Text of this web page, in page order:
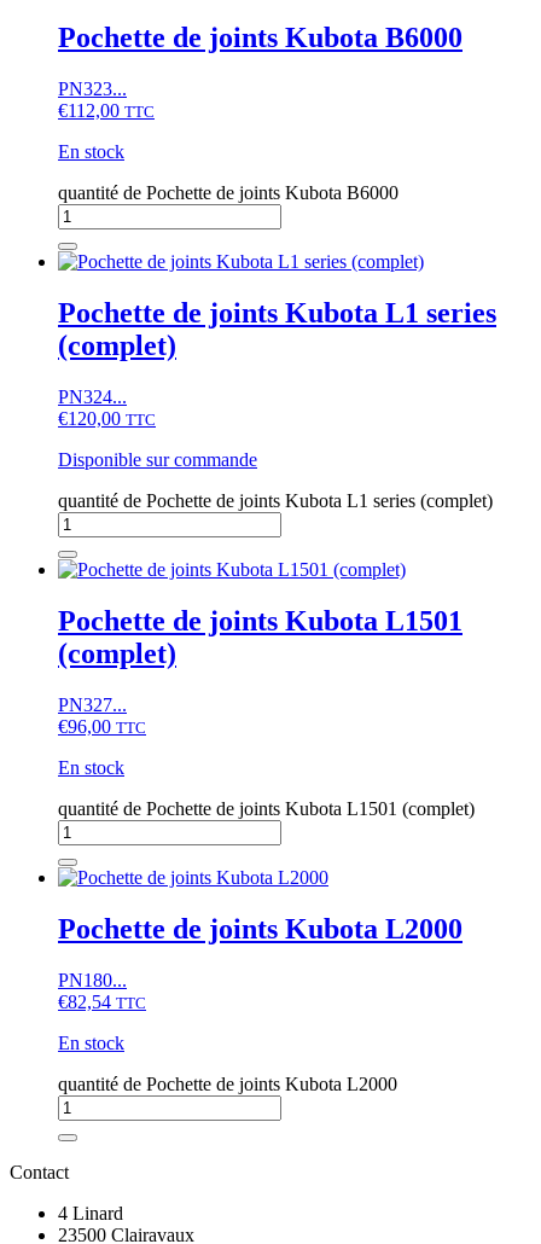
Pochette de joints Kubota B6000
PN323...
€112,00 TTC
En stock
quantité de Pochette de joints Kubota B6000
Pochette de joints Kubota L1 series
(complet)
PN324...
€120,00 TTC
Disponible sur commande
quantité de Pochette de joints Kubota L1 series (complet)
Pochette de joints Kubota L1501
(complet)
PN327...
€96,00 TTC
En stock
quantité de Pochette de joints Kubota L1501 (complet)
Pochette de joints Kubota L2000
PN180...
€82,54 TTC
En stock
quantité de Pochette de joints Kubota L2000
Contact
4 Linard
23500 Clairavaux